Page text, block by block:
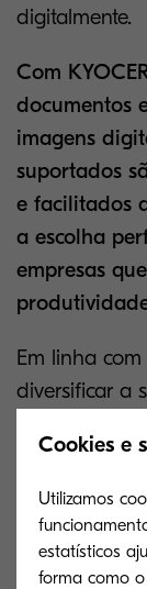
digitalmente.
Com
documentos
imagens
suportados
e facilitados
a escolha
empresas
Em linha
diversificar a
Michael
da Kyocera
que esta
carteira
Cookies e
Utilizamos
estatísticos
forma como